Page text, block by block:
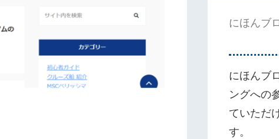
にほんブ
にほんブ
ングへの
ていただ
す。